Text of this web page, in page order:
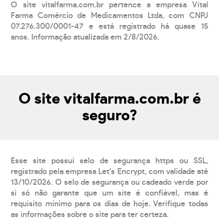
O site vitalfarma.com.br pertence a empresa Vital
Farma Comércio de Medicamentos Ltda, com CNPJ
07.276.300/0001-47 e está registrado há quase 15
anos. Informação atualizada em 2/8/2026.
O site vitalfarma.com.br é
seguro?
Esse site possui selo de segurança https ou SSL,
registrado pela empresa Let's Encrypt, com validade até
13/10/2026. O selo de segurança ou cadeado verde por
si só não garante que um site é confiável, mas é
requisito mínimo para os dias de hoje. Verifique todas
as informações sobre o site para ter certeza.